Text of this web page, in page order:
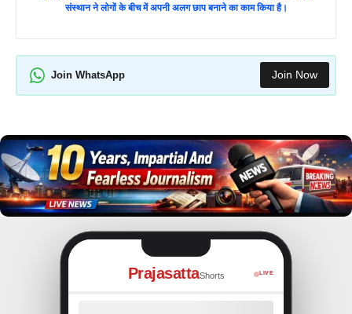
संस्थान ने लोगों के बीच में अपनी अलग छाप बनाने का काम किया है।
Join WhatsApp Join Now
PrajasattaShorts LIVE